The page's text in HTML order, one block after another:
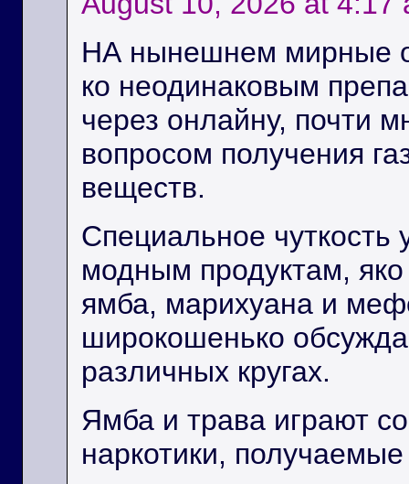
НА нынешнем мирные
ко неодинаковым
через онлайну, почти
вопросом получения
веществ.
Специальное чуткость
модным продуктам, яко
ямба, марихуана и
широкошенько
различных кругах.
Ямба и трава играют
наркотики,